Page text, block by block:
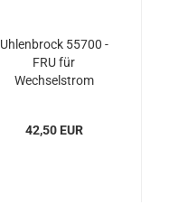
Uhlenbrock 55700 -
FRU für
Wechselstrom
42,50 EUR